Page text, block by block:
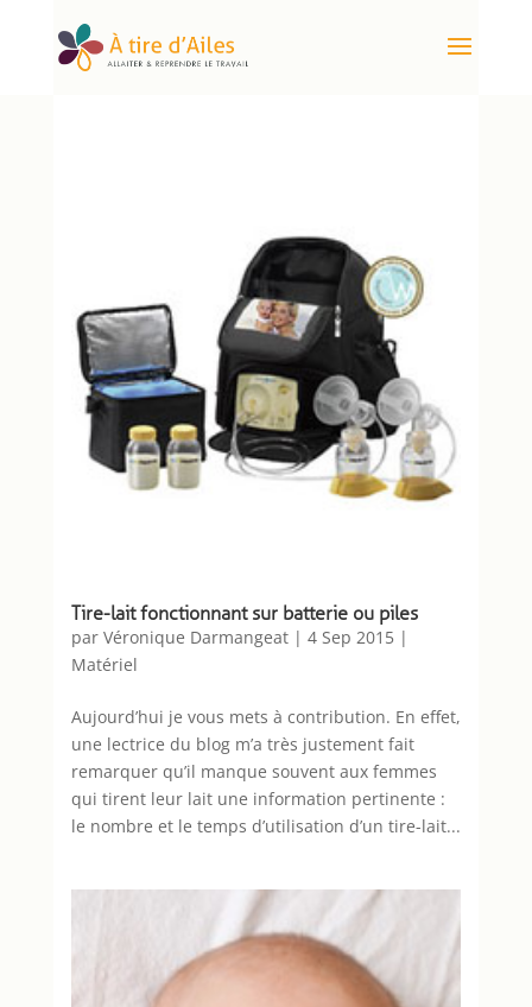
Tire-lait fonctionnant sur batterie ou piles
par Véronique Darmangeat| 4 Sep 2015|
Matériel
Aujourd’hui je vous mets à contribution. En effet,
une lectrice du blog m’a très justement fait
remarquer qu’il manque souvent aux femmes
qui tirent leur lait une information pertinente :
le nombre et le temps d’utilisation d’un tire-lait...